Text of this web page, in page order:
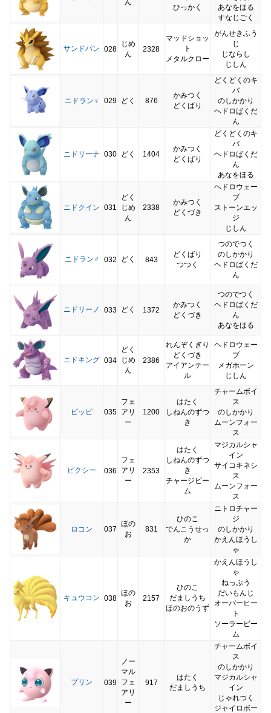
ん
ひっかく
あなをほる
すなじごく
サンドパン 028
じめ
ん
2328
マッドショッ
ト
メタルクロー
がんせきふう
じ
じならし
じしん
ニドラン♀ 029 どく 876
かみつく
どくばり
どくどくのキ
バ
のしかかり
ヘドロばくだ
ん
ニドリーナ 030 どく 1404
かみつく
どくばり
どくどくのキ
バ
ヘドロばくだ
ん
あなをほる
ニドクイン 031
どく
じめ
ん
2338
かみつく
どくづき
ヘドロウェー
ブ
ストーンエッ
ジ
じしん
ニドラン♂ 032 どく 843
どくばり
つつく
つのでつく
のしかかり
ヘドロばくだ
ん
ニドリーノ 033 どく 1372
かみつく
どくづき
つのでつく
ヘドロばくだ
ん
あなをほる
ニドキング 034
どく
じめ
ん
2386
れんぞくぎり
どくづき
アイアンテー
ル
ヘドロウェー
ブ
メガホーン
じしん
ピッピ 035
フェ
アリ
ー
1200
はたく
しねんのずつ
き
チャームボイ
ス
のしかかり
ムーンフォー
ス
ピクシー 036
フェ
アリ
ー
2353
はたく
しねんのずつ
き
チャージビー
ム
マジカルシャ
イン
サイコキネシ
ス
ムーンフォー
ス
ロコン 037
ほの
お
831
ひのこ
でんこうせっ
か
ニトロチャー
ジ
のしかかり
かえんほうし
ゃ
キュウコン 038
ほの
お
2157
ひのこ
だましうち
ほのおのうず
かえんほうし
ゃ
ねっぷう
だいもんじ
オーバーヒー
ト
ソーラービー
ム
プリン 039
ノー
マル
フェ
アリ
ー
917
はたく
だましうち
チャームボイ
ス
のしかかり
マジカルシャ
イン
じゃれつく
ジャイロボー